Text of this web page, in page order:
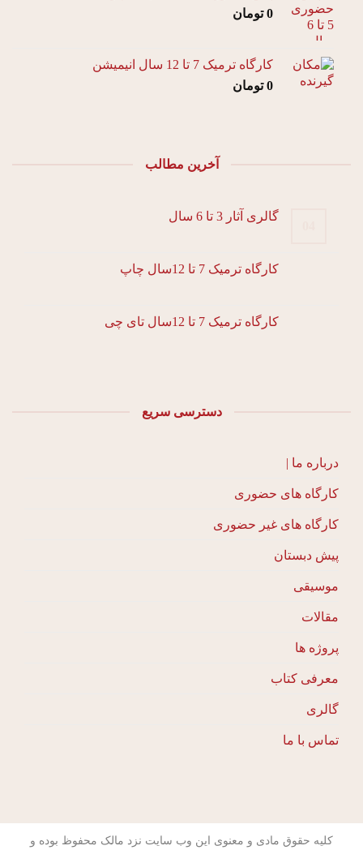
0 تومان
کارگاه ترمیک 7 تا 12 سال انیمیشن
0 تومان
آخرین مطالب
گالری آثار 3 تا 6 سال
کارگاه ترمیک 7 تا 12سال چاپ
کارگاه ترمیک 7 تا 12سال تای چی
دسترسی سریع
درباره ما |
کارگاه های حضوری
کارگاه های غیر حضوری
پیش دبستان
موسیقی
مقالات
پروژه ها
معرفی کتاب
گالری
تماس با ما
کلیه حقوق مادی و معنوی این وب سایت نزد مالک محفوظ بوده و